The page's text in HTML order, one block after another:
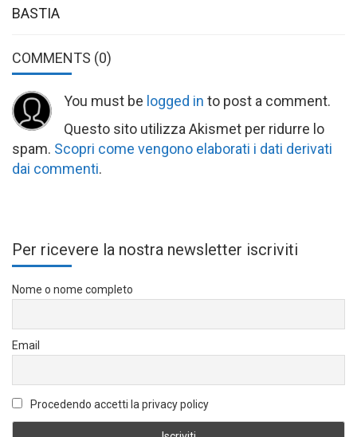
BASTIA
COMMENTS (0)
You must be logged in to post a comment.
Questo sito utilizza Akismet per ridurre lo
spam. Scopri come vengono elaborati i dati derivati
dai commenti.
Per ricevere la nostra newsletter iscriviti
Nome o nome completo
Email
Procedendo accetti la privacy policy